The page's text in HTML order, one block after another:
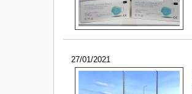
27/01/2021